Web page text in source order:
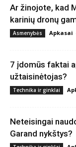
Ar žinojote, kad
karinių dronų
Asmenybės Apkasai
7 įdomūs faktai
užtaisinėtojas?
Technika ir ginklai
Neteisingai
Garand nykštys?